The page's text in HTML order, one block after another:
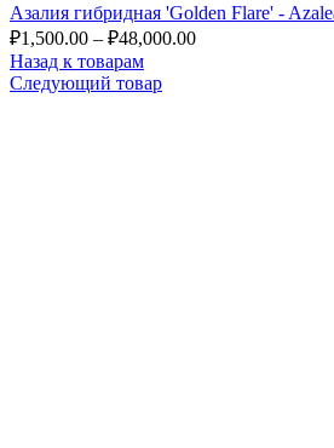
Азалия гибридная 'Golden Flare' -
₽1,500.00 – ₽48,000.00
Назад к товарам
Следующий товар